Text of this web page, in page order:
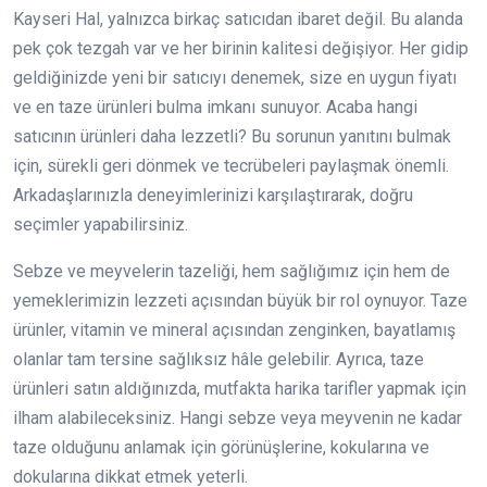
Kayseri Hal, yalnızca birkaç satıcıdan ibaret değil. Bu alanda
pek çok tezgah var ve her birinin kalitesi değişiyor. Her gidip
geldiğinizde yeni bir satıcıyı denemek, size en uygun fiyatı
ve en taze ürünleri bulma imkanı sunuyor. Acaba hangi
satıcının ürünleri daha lezzetli? Bu sorunun yanıtını bulmak
için, sürekli geri dönmek ve tecrübeleri paylaşmak önemli.
Arkadaşlarınızla deneyimlerinizi karşılaştırarak, doğru
seçimler yapabilirsiniz.
Sebze ve meyvelerin tazeliği, hem sağlığımız için hem de
yemeklerimizin lezzeti açısından büyük bir rol oynuyor. Taze
ürünler, vitamin ve mineral açısından zenginken, bayatlamış
olanlar tam tersine sağlıksız hâle gelebilir. Ayrıca, taze
ürünleri satın aldığınızda, mutfakta harika tarifler yapmak için
ilham alabileceksiniz. Hangi sebze veya meyvenin ne kadar
taze olduğunu anlamak için görünüşlerine, kokularına ve
dokularına dikkat etmek yeterli.